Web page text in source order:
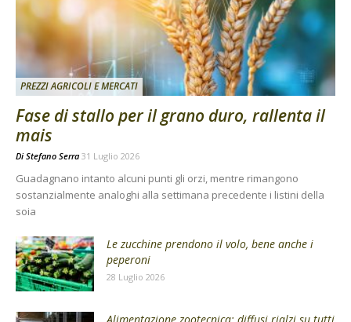
PREZZI AGRICOLI E MERCATI
Fase di stallo per il grano duro, rallenta il
mais
Di Stefano Serra 31 Luglio 2026
Guadagnano intanto alcuni punti gli orzi, mentre rimangono
sostanzialmente analoghi alla settimana precedente i listini della
soia
Le zucchine prendono il volo, bene anche i
peperoni
28 Luglio 2026